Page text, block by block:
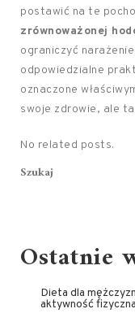
postawić na te
zrównoważonej
ograniczyć
odpowiedzialne
oznaczone
swoje zdrowie, ale
No related posts.
Szukaj
Ostatnie
Dieta dla
aktywność fizyczna